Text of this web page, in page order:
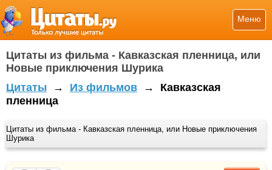
Меню
Цитаты из фильма - Кавказская пленница, или
Новые приключения Шурика
Цитаты → Из фильмов → Кавказская
пленница
Цитаты из фильма - Кавказская пленница, или Новые приключения
Шурика